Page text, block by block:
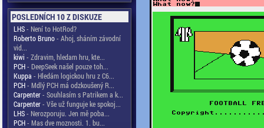
POSLEDNÍCH 10 Z DISKUZE
LHS- Není to HotRod?
Roberto Bruno- Ahoj, sháním závodní
vid...
kiwi - Zdravim, hledam hru, kte...
PCH- DeepSeek našel pouze toh...
Kuppa - Hledám logickou hru z C6...
PCH- Mdlý PCH má odzkoušený R...
Carpenter- Souhlasím s Patrikem a k...
Carpenter- Vše už funguje ke spokoj...
LHS- Nerozporuju. Jen mě poba...
PCH- Mas dve moznosti. 1. bu...